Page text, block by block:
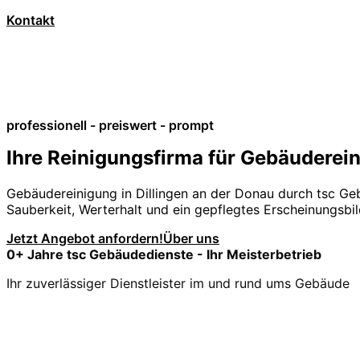
Kontakt
professionell - preiswert - prompt
Ihre Reinigungsfirma für
Gebäudereinigung in Dillingen an der Donau durch tsc
Sauberkeit, Werterhalt und ein gepflegtes
Jetzt Angebot anfordern!Über uns
0+ Jahre tsc Gebäudedienste - Ihr Meisterbetrieb
Ihr zuverlässiger Dienstleister im und rund ums Gebäude